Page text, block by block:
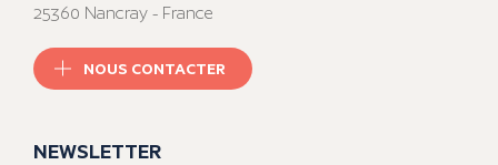
25360 Nancray - France
NOUS CONTACTER
NEWSLETTER